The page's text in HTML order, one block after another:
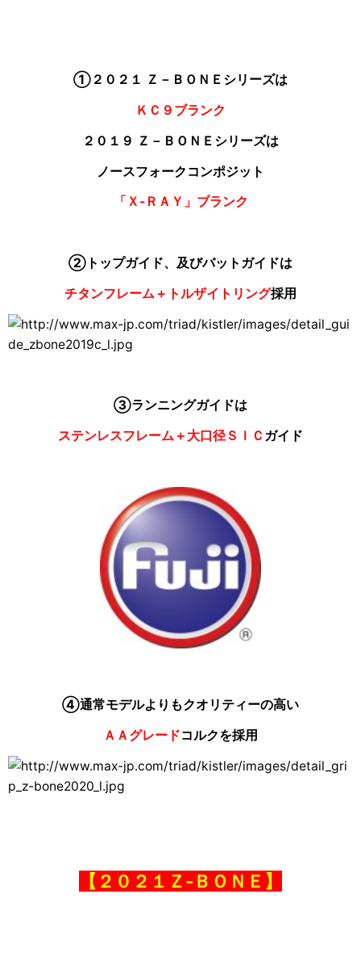
①２０２１ Ｚ－ＢＯＮＥシリーズは
ＫＣ９ブランク
２０１９ Ｚ－ＢＯＮＥシリーズは
ノースフォークコンポジット
「Ｘ‐ＲＡＹ」ブランク
②トップガイド、及びバットガイドは
チタンフレーム＋トルザイトリング採用
③ランニングガイドは
ステンレスフレーム＋大口径ＳＩＣ ガイド
④通常モデルよりもクオリティーの高い
ＡＡグレードコルクを採用
【２０２１Ｚ‐ＢＯＮＥ】